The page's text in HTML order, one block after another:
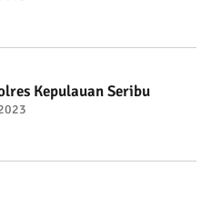
Kepulauan Seribu